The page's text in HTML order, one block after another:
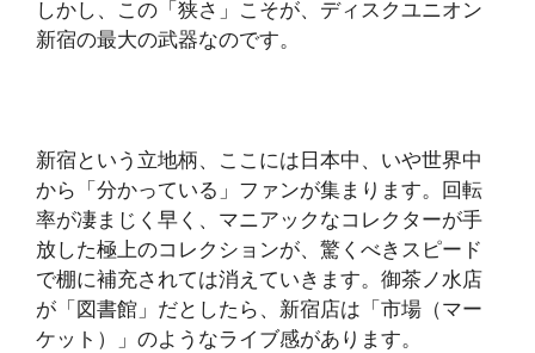
しかし、この「狭さ」こそが、ディスクユニオン
新宿の最大の武器なのです。
新宿という立地柄、ここには日本中、いや世界中
から「分かっている」ファンが集まります。回転
率が凄まじく早く、マニアックなコレクターが手
放した極上のコレクションが、驚くべきスピード
で棚に補充されては消えていきます。御茶ノ水店
が「図書館」だとしたら、新宿店は「市場（マー
ケット）」のようなライブ感があります。